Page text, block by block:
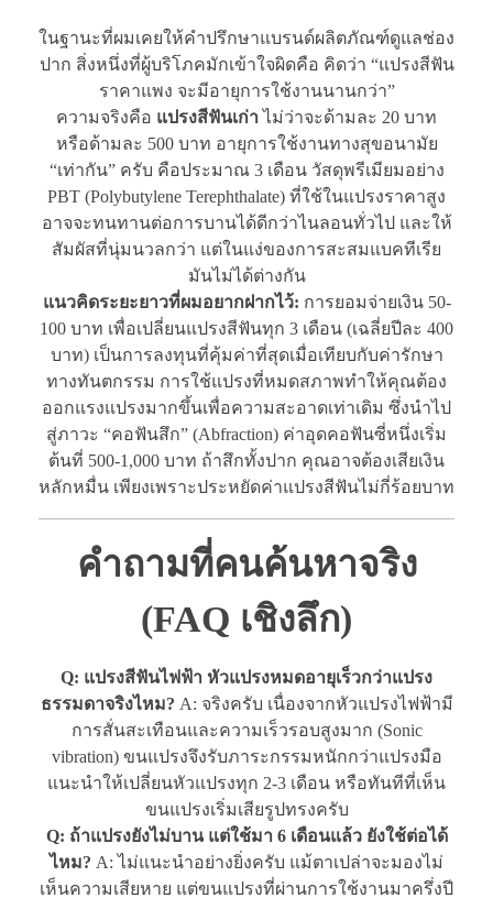
ในฐานะที่ผมเคยให้คำปรึกษาแบรนด์ผลิตภัณฑ์ดูแลช่อง
ปาก สิ่งหนึ่งที่ผู้บริโภคมักเข้าใจผิดคือ คิดว่า “แปรงสีฟัน
ราคาแพง จะมีอายุการใช้งานนานกว่า”
ความจริงคือ แปรงสีฟันเก่า ไม่ว่าจะด้ามละ 20 บาท
หรือด้ามละ 500 บาท อายุการใช้งานทางสุขอนามัย
“เท่ากัน” ครับ คือประมาณ 3 เดือน วัสดุพรีเมียมอย่าง
PBT (Polybutylene Terephthalate) ที่ใช้ในแปรงราคาสูง
อาจจะทนทานต่อการบานได้ดีกว่าไนลอนทั่วไป และให้
สัมผัสที่นุ่มนวลกว่า แต่ในแง่ของการสะสมแบคทีเรีย
มันไม่ได้ต่างกัน
แนวคิดระยะยาวที่ผมอยากฝากไว้: การยอมจ่ายเงิน 50-
100 บาท เพื่อเปลี่ยนแปรงสีฟันทุก 3 เดือน (เฉลี่ยปีละ 400
บาท) เป็นการลงทุนที่คุ้มค่าที่สุดเมื่อเทียบกับค่ารักษา
ทางทันตกรรม การใช้แปรงที่หมดสภาพทำให้คุณต้อง
ออกแรงแปรงมากขึ้นเพื่อความสะอาดเท่าเดิม ซึ่งนำไป
สู่ภาวะ “คอฟันสึก” (Abfraction) ค่าอุดคอฟันซี่หนึ่งเริ่ม
ต้นที่ 500-1,000 บาท ถ้าสึกทั้งปาก คุณอาจต้องเสียเงิน
หลักหมื่น เพียงเพราะประหยัดค่าแปรงสีฟันไม่กี่ร้อยบาท
คำถามที่คนค้นหาจริง
(FAQ เชิงลึก)
Q: แปรงสีฟันไฟฟ้า หัวแปรงหมดอายุเร็วกว่าแปรง
ธรรมดาจริงไหม? A: จริงครับ เนื่องจากหัวแปรงไฟฟ้ามี
การสั่นสะเทือนและความเร็วรอบสูงมาก (Sonic
vibration) ขนแปรงจึงรับภาระกรรมหนักกว่าแปรงมือ
แนะนำให้เปลี่ยนหัวแปรงทุก 2-3 เดือน หรือทันทีที่เห็น
ขนแปรงเริ่มเสียรูปทรงครับ
Q: ถ้าแปรงยังไม่บาน แต่ใช้มา 6 เดือนแล้ว ยังใช้ต่อได้
ไหม? A: ไม่แนะนำอย่างยิ่งครับ แม้ตาเปล่าจะมองไม่
เห็นความเสียหาย แต่ขนแปรงที่ผ่านการใช้งานมาครึ่งปี